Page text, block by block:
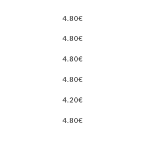
4.80€
4.80€
4.80€
4.80€
4.20€
4.80€